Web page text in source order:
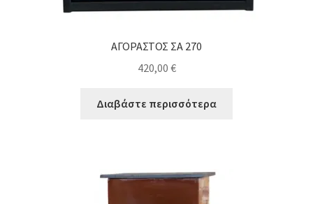
ΑΓΟΡΑΣΤΟΣ ΣΑ 270
420,00 €
Διαβάστε περισσότερα